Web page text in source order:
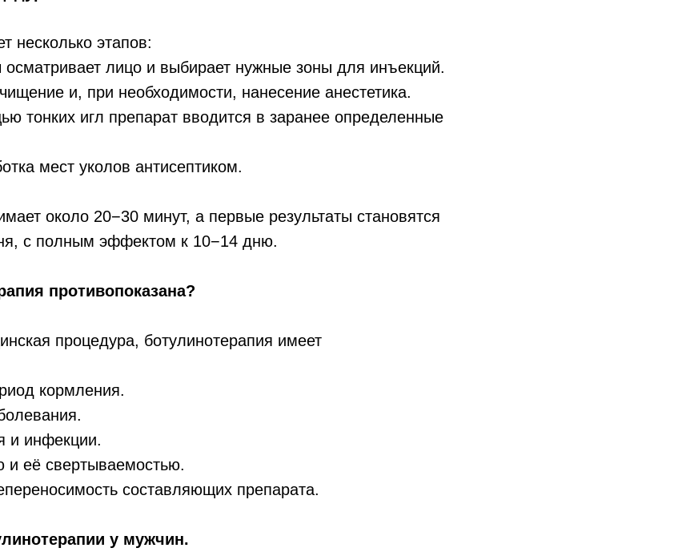
несколько этапов:
осматривает лицо и выбирает нужные зоны для инъекций.
и, при необходимости, нанесение анестетика.
тонких игл препарат вводится в заранее определенные
мест уколов антисептиком.
около 20−30 минут, а первые результаты становятся
с полным эффектом к 10−14 дню.
противопоказана?
процедура, ботулинотерапия имеет
кормления.
и инфекции.
её свертываемостью.
составляющих препарата.
у мужчин.